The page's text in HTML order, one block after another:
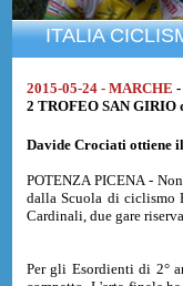
ITALIA
2015-05-24 - MARCHE
2 TROFEO SAN GIRIO
Davide Crociati ottiene
POTENZA PICENA -
dalla Scuola di ciclismo
Cardinali, due gare
Per gli Esordienti di 2°